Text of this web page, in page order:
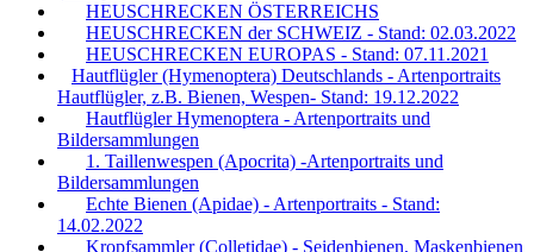
HEUSCHRECKEN ÖSTERREICHS
HEUSCHRECKEN der SCHWEIZ - Stand: 02.03.2022
HEUSCHRECKEN EUROPAS - Stand: 07.11.2021
Hautflügler (Hymenoptera) Deutschlands - Artenportraits
Hautflügler, z.B. Bienen, Wespen- Stand: 19.12.2022
Hautflügler Hymenoptera - Artenportraits und
Bildersammlungen
1. Taillenwespen (Apocrita) -Artenportraits und
Bildersammlungen
Echte Bienen (Apidae) - Artenportraits - Stand:
14.02.2022
Kropfsammler (Colletidae) - Seidenbienen, Maskenbienen